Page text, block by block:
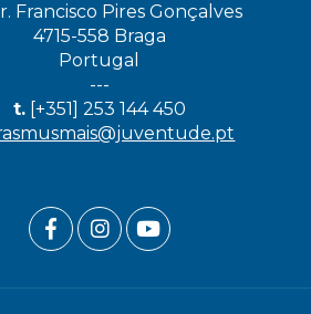
Francisco Pires Gonçalves
4715-558 Braga
Portugal
---
t.[+351] 253 144 450
FACEBOOK LINK
INSTAGRAM LINK
YOUTUBE LINK